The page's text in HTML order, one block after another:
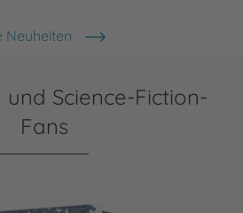
Neuheiten
Science-Fiction-
Fans